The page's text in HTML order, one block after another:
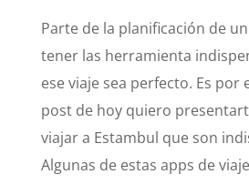
Parte de la planificación de
tener las herramienta
ese viaje sea perfecto. Es por
post de hoy quiero
viajar a Estambul que son
Algunas de estas apps de